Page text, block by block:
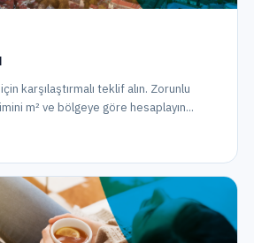
karşılaştırmalı teklif alın. Zorunlu
m² ve bölgeye göre hesaplayın...